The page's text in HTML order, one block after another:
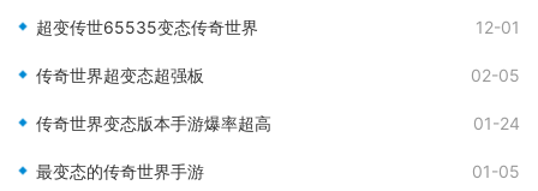
超变传世65535变态传奇世界 12-01
传奇世界超变态超强板 02-05
传奇世界变态版本手游爆率超高 01-24
最变态的传奇世界手游 01-05